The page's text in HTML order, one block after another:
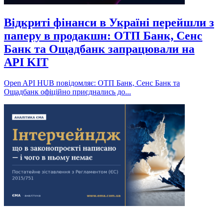
Відкриті фінанси в Україні перейшли з
паперу в продакшн: ОТП Банк, Сенс
Банк та Ощадбанк запрацювали на
API KIT
Open API HUB повідомляє: ОТП Банк, Сенс Банк та
Ощадбанк офіційно приєднались до...